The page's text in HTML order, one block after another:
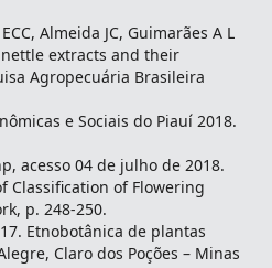
Almeida JC, Guimarães A L
extracts and their
Agropecuária Brasileira
e Sociais do Piauí 2018.
acesso 04 de julho de 2018.
Classification of Flowering
p. 248-250.
Etnobotânica de plantas
Claro dos Poções – Minas